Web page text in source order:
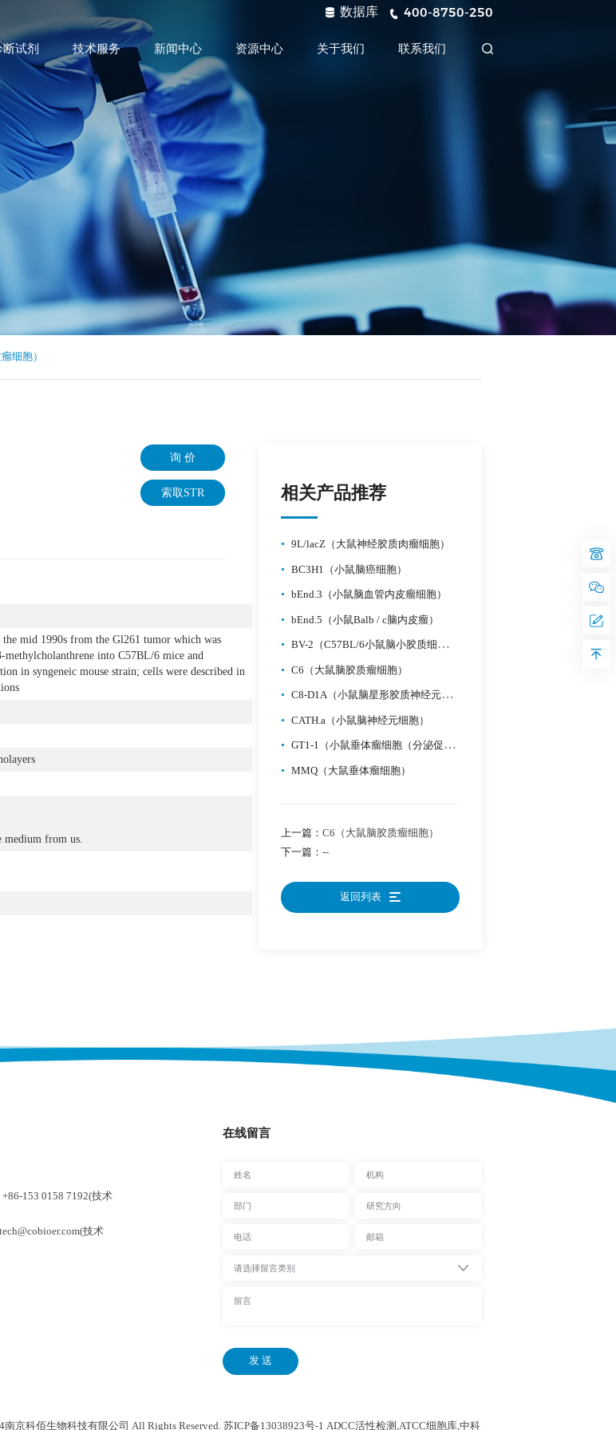
数据库 400-8750-250
断试剂 技术服务 新闻中心 资源中心 关于我们 联系我们
细胞）
询 价
索取STR
mid 1990s from the Gl261 tumor which was
into C57BL/6 mice and
in syngeneic mouse strain; cells were described in
medium from us.
相关产品推荐
• 9L/lacZ（大鼠神经胶质肉瘤细胞）
• BC3H1（小鼠脑癌细胞）
• bEnd.3（小鼠脑血管内皮瘤细胞）
• bEnd.5（小鼠Balb / c脑内皮瘤）
• BV-2（C57BL/6小鼠脑小胶质细胞(永生化)）
• C6（大鼠脑胶质瘤细胞）
• C8-D1A（小鼠脑星形胶质神经元细胞）
• CATH.a（小鼠脑神经元细胞）
• GT1-1（小鼠垂体瘤细胞（分泌促生长激素分泌激素））
• MMQ（大鼠垂体瘤细胞）
上一篇： C6（大鼠脑胶质瘤细胞）
下一篇： --
返回列表
153 0158 7192(技术
技术
在线留言
发 送
南京科佰生物科技有限公司 All Rights Reserved. 苏ICP备13038923号-1 ADCC活性检测,ATCC细胞库,中科